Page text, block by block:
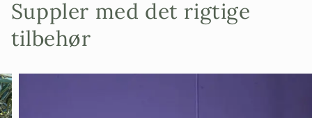
Suppler med det rigtige
tilbehør